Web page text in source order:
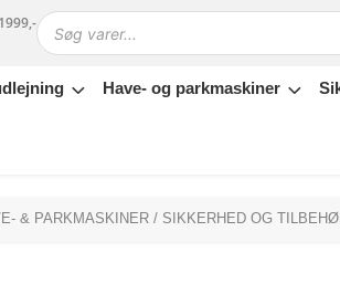
Have- og parkmaskiner
& PARKMASKINER / SIKKERHED OG